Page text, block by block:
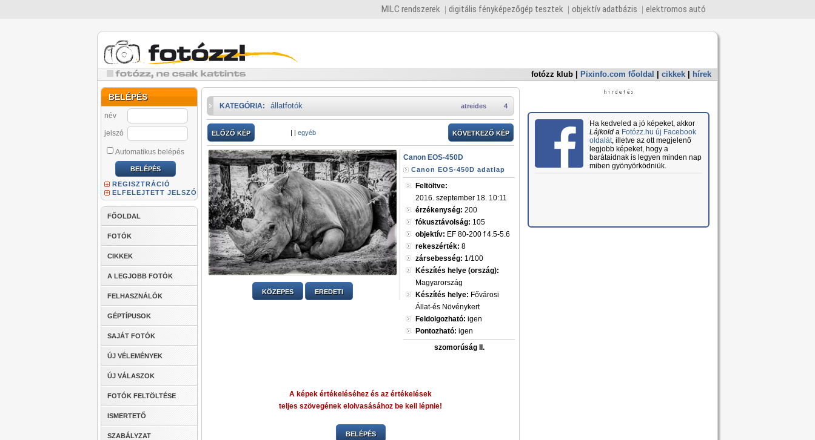
MILC rendszerek digitális fényképezőgép tesztek objektív adatbázis elektromos autó
fotózz klub Pixinfo.com főoldal cikkek hírek
BELÉPÉS
név
jelszó
Automatikus belépés
REGISZTRÁCIÓ
ELFELEJTETT JELSZÓ
FŐOLDAL
FOTÓK
CIKKEK
A LEGJOBB FOTÓK
FELHASZNÁLÓK
GÉPTÍPUSOK
SAJÁT FOTÓK
ÚJ VÉLEMÉNYEK
ÚJ VÁLASZOK
FOTÓK FELTÖLTÉSE
ISMERTETŐ
SZABÁLYZAT
4
atreides
KATEGÓRIA: állatfotók
ELŐZŐ KÉP | | egyéb KÖVETKEZŐ KÉP
KÖZEPES EREDETI
Canon EOS-450D
Canon EOS-450D adatlap
Feltöltve:
2016. szeptember 18. 10:11
érzékenység: 200
fókusztávolság: 105
objektív: EF 80-200 f 4.5-5.6
rekeszérték: 8
zársebesség: 1/100
Készítés helye (ország):
Magyarország
Készítés helye: Fővárosi
Állat-és Növénykert
Feldolgozható: igen
Pontozható: igen
szomorúság II.
A képek értékeléséhez és az értékelések
teljes szövegének elolvasásához be kell lépnie!
BELÉPÉS
Ha kedveled a jó képeket, akkor
Lájkolda Fotózz.hu új Facebook
oldalát, illetve az ott megjelenő
legjobb képeket, hogy a
barátaidnak is legyen minden nap
miben gyönyörködniük.